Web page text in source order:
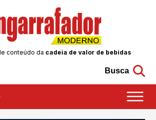
conteúdo da cadeia de valor de bebidas
Busca